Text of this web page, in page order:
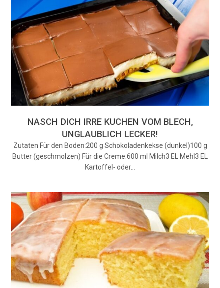
NASCH DICH IRRE KUCHEN VOM BLECH,
UNGLAUBLICH LECKER!
Zutaten Für den Boden:200 g Schokoladenkekse (dunkel)100 g
Butter (geschmolzen) Für die Creme:600 ml Milch3 EL Mehl3 EL
Kartoffel- oder…